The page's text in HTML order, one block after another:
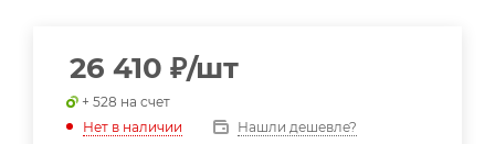
26 410 ₽/шт
+ 528 на счет
Нет в наличии
Нашли дешевле?